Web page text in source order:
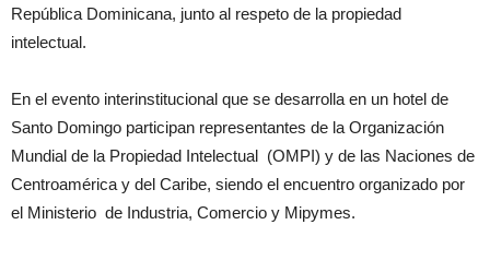
República Dominicana, junto al respeto de la propiedad
intelectual.
En el evento interinstitucional que se desarrolla en un hotel de
Santo Domingo participan representantes de la Organización
Mundial de la Propiedad Intelectual (OMPI) y de las Naciones de
Centroamérica y del Caribe, siendo el encuentro organizado por
el Ministerio de Industria, Comercio y Mipymes.